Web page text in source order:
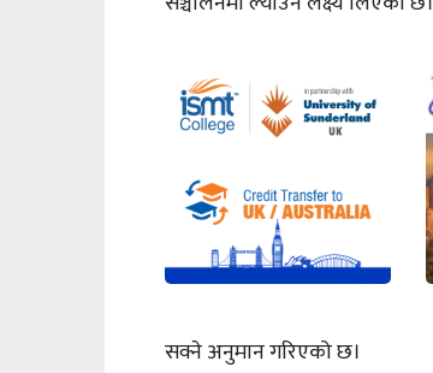
सक्ने अनुमान गरिएको छ।